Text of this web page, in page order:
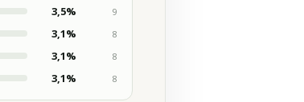
3,5%
9
3,1%
8
3,1%
8
3,1% 8